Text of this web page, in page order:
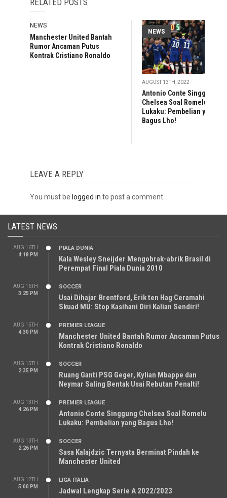
RELATED POSTS
NEWS
Manchester United Bantah
Rumor Ancaman Putus
Kontrak Cristiano Ronaldo
NEWS
AUGUST 13TH, 2022
Antonio Conte Singgung
Chelsea Soal Romelu
Lukaku: Pembelian yang
Bagus Lho!
LEAVE A REPLY
You must be logged in to post a comment.
LATEST NEWS
AUG 16TH
4:18 PM
PIALA DUNIA
Kala Wesley Sneijder Mengobrak-abrik Brasil di
Perempat Final Piala Dunia 2010
AUG 16TH
3:25 PM
SOCCER
Usai Dihajar Brentford, Erik ten Hag Ceramahi
Skuad MU: Stop Kasihani Diri Kalian Sendiri!
AUG 15TH
4:30 PM
PREMIER LEAGUE
Manchester United Bantah Rumor Ancaman Putus
Kontrak Cristiano Ronaldo
AUG 15TH
2:35 PM
SOCCER
Ruang Ganti PSG Geger, Kylian Mbappe dan
Neymar Saling Bentak Usai Rebutan Penalti!
AUG 13TH
4:26 PM
PREMIER LEAGUE
Antonio Conte Singgung Chelsea Soal Romelu
Lukaku: Pembelian yang Bagus Lho!
AUG 13TH
2:26 PM
SOCCER
Sasa Kalajdzic Ternyata Berminat Pindah ke
Manchester United
AUG 12TH
5:00 PM
LIGA ITALIA
Jadwal Lengkap Serie A 2022/2023